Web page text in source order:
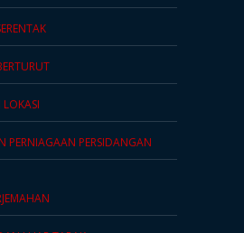
LOKASI
PERNIAGAAN PERSIDANGAN